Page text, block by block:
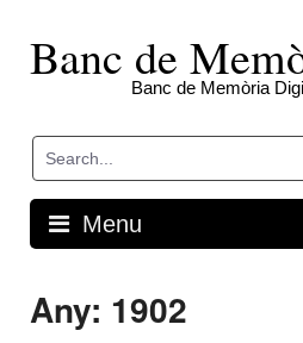
contentBanc de
Banc de Memòria
Menu
Any: 1902